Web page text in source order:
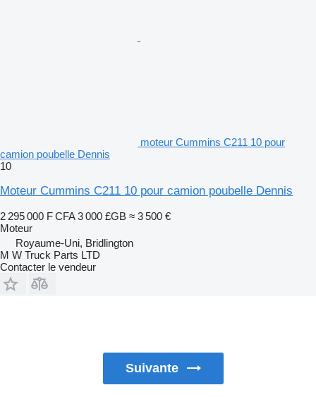
moteur Cummins C211 10 pour
camion poubelle Dennis
10
Moteur Cummins C211 10 pour camion poubelle Dennis
2 295 000 F CFA 3 000 £GB ≈ 3 500 €
Moteur
Royaume-Uni, Bridlington
M W Truck Parts LTD
Contacter le vendeur
Suivante